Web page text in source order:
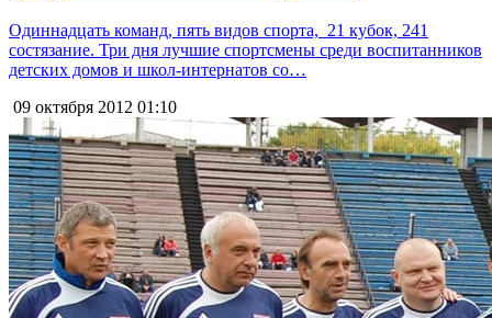
Одиннадцать команд, пять видов спорта, 21 кубок, 241
состязание. Три дня лучшие спортсмены среди воспитанников
детских домов и школ-интернатов со…
09 октября 2012 01:10